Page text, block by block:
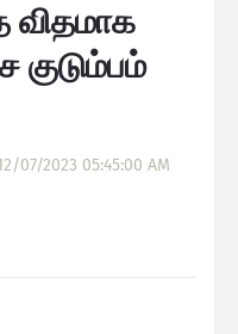
விதமாக
குடும்பம்
07/2023 05:45:00 AM